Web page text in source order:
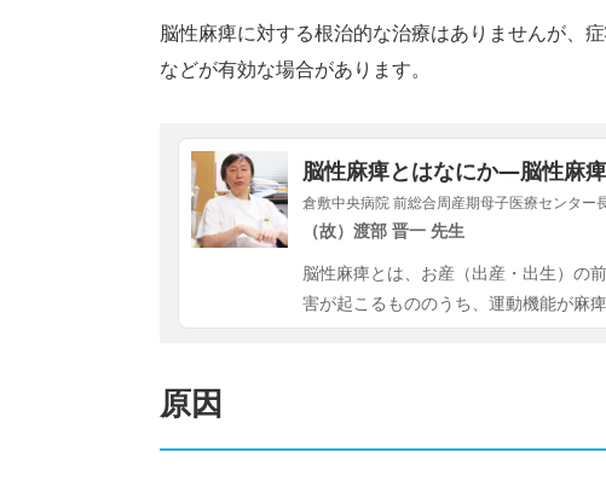
脳性麻痺に対する根治的な治療はありませんが、
などが有効な場合があります。
脳性麻痺とはなにか―脳性麻
倉敷中央病院 前総合周産期母子医療センター
（故）渡部 晋一 先生
脳性麻痺とは、お産（出産・出生）の
害が起こるもののうち、運動機能が麻
原因